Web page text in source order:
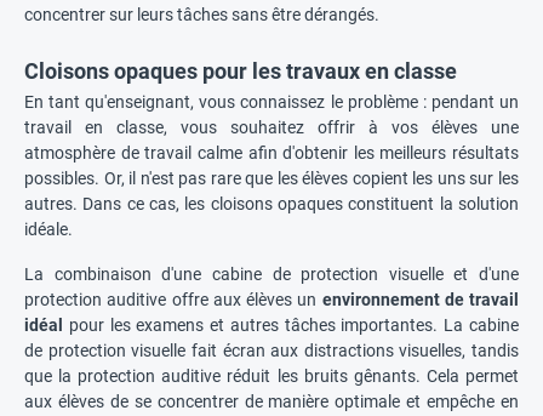
concentrer sur leurs tâches sans être dérangés.
Cloisons opaques pour les travaux en classe
En tant qu'enseignant, vous connaissez le problème : pendant un
travail en classe, vous souhaitez offrir à vos élèves une
atmosphère de travail calme afin d'obtenir les meilleurs résultats
possibles. Or, il n'est pas rare que les élèves copient les uns sur les
autres. Dans ce cas, les cloisons opaques constituent la solution
idéale.
La combinaison d'une cabine de protection visuelle et d'une
protection auditive offre aux élèves un environnement de travail
idéal
pour les examens et autres tâches importantes. La cabine
de protection visuelle fait écran aux distractions visuelles, tandis
que la protection auditive réduit les bruits gênants. Cela permet
aux élèves de se concentrer de manière optimale et empêche en